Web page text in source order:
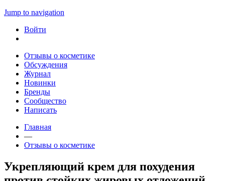
Jump to navigation
Войти
Отзывы о косметике
Обсуждения
Журнал
Новинки
Бренды
Сообщество
Написать
Главная
—
Отзывы о косметике
Укрепляющий крем для похудения